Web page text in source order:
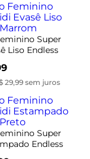
Super
Liso Endless
29,99 sem juros
Super
Endless